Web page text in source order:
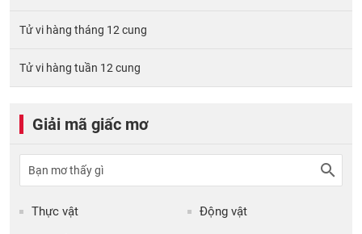
Tử vi hàng tháng 12 cung
Tử vi hàng tuần 12 cung
Giải mã giấc mơ
Thực vật Động vật